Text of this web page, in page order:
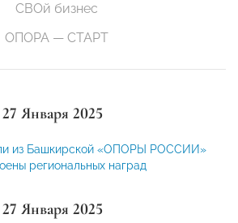
СВОй бизнес
ОПОРА — СТАРТ
27 Января 2025
из Башкирской «ОПОРЫ РОССИИ»
региональных наград
27 Января 2025